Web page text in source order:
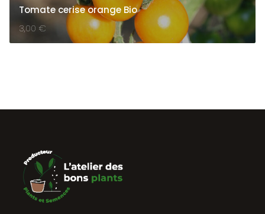
Tomate cerise orange Bio
3,00 €